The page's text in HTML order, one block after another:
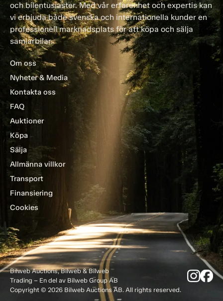
och bilentusiaster. Med vår erfarenhet och expertis kan
vi erbjuda både svenska och internationella kunder en
professionell marknadsplats för att köpa och sälja
samlarbilar.
Om oss
Nyheter & Media
Kontakta oss
FAQ
Auktioner
Köpa
Sälja
Allmänna villkor
Transport
Finansiering
Cookies
Bilweb Auctions, Bilweb & Bilweb
Trading – En del av Bilweb Group AB
Copyright © 2026 Bilweb Auctions AB. All rights reserved.